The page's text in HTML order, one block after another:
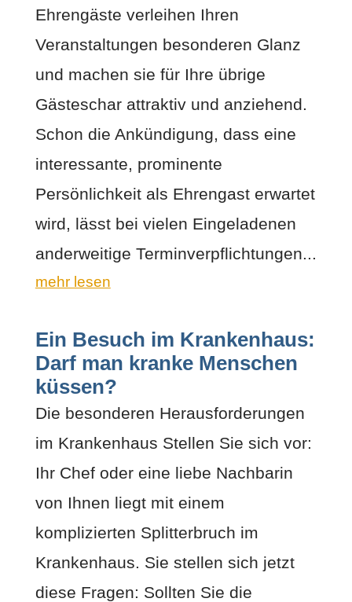
Ehrengäste verleihen Ihren
Veranstaltungen besonderen Glanz
und machen sie für Ihre übrige
Gästeschar attraktiv und anziehend.
Schon die Ankündigung, dass eine
interessante, prominente
Persönlichkeit als Ehrengast erwartet
wird, lässt bei vielen Eingeladenen
anderweitige Terminverpflichtungen...
mehr lesen
Ein Besuch im Krankenhaus:
Darf man kranke Menschen
küssen?
Die besonderen Herausforderungen
im Krankenhaus Stellen Sie sich vor:
Ihr Chef oder eine liebe Nachbarin
von Ihnen liegt mit einem
komplizierten Splitterbruch im
Krankenhaus. Sie stellen sich jetzt
diese Fragen: Sollten Sie die